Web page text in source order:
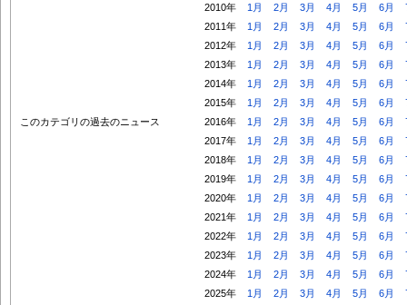
このカテゴリの過去のニュース
2010年 1月 2月 3月 4月 5月 6月
2011年
1月 2月 3月 4月 5月 6月
2012年
1月 2月 3月 4月 5月 6月
2013年
1月 2月 3月 4月 5月 6月
2014年
1月 2月 3月 4月 5月 6月
2015年
1月 2月 3月 4月 5月 6月
2016年
1月 2月 3月 4月 5月 6月
2017年
1月 2月 3月 4月 5月 6月
2018年
1月 2月 3月 4月 5月 6月
2019年
1月 2月 3月 4月 5月 6月
2020年
1月 2月 3月 4月 5月 6月
2021年
1月 2月 3月 4月 5月 6月
2022年
1月 2月 3月 4月 5月 6月
2023年
1月 2月 3月 4月 5月 6月
2024年
1月 2月 3月 4月 5月 6月
2025年
1月 2月 3月 4月 5月 6月